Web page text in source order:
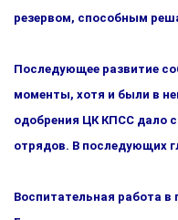
резервом, способным
Последующее развитие
моменты, хотя и были в
одобрения ЦК КПСС дало
отрядов. В последующих
Воспитательная работа